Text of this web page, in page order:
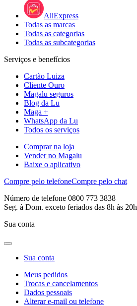
AliExpress
Todas as marcas
Todas as categorias
Todas as subcategorias
Serviços e benefícios
Cartão Luiza
Cliente Ouro
Magalu seguros
Blog da Lu
Maga +
WhatsApp da Lu
Todos os serviços
Comprar na loja
Vender no Magalu
Baixe o aplicativo
Compre pelo telefoneCompre pelo chat
Número de telefone 0800 773 3838
Seg. à Dom. exceto feriados das 8h às 20h
Sua conta
Sua conta
Meus pedidos
Trocas e cancelamentos
Dados pessoais
Alterar e-mail ou telefone